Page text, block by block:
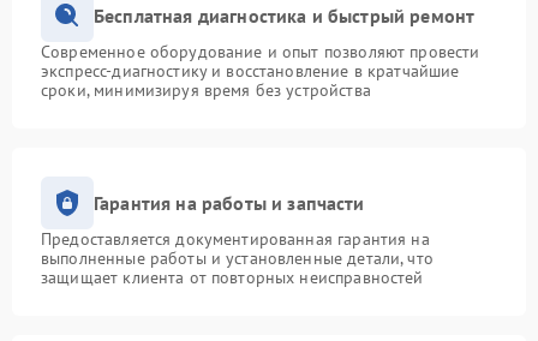
Бесплатная диагностика и быстрый ремонт
Современное оборудование и опыт позволяют провести
экспресс-диагностику и восстановление в кратчайшие
сроки, минимизируя время без устройства
Гарантия на работы и запчасти
Предоставляется документированная гарантия на
выполненные работы и установленные детали, что
защищает клиента от повторных неисправностей